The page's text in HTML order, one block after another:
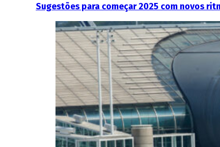
Sugestões para começar 2025 com novos